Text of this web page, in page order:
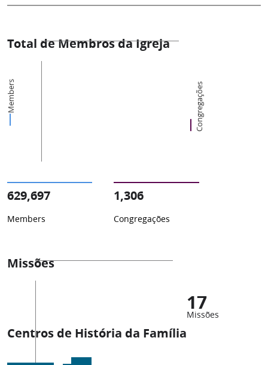
Total de Membros da Igreja
Members Congregações
629,697
Members
1,306
Congregações
Missões
17
Missões
Centros de História da Família